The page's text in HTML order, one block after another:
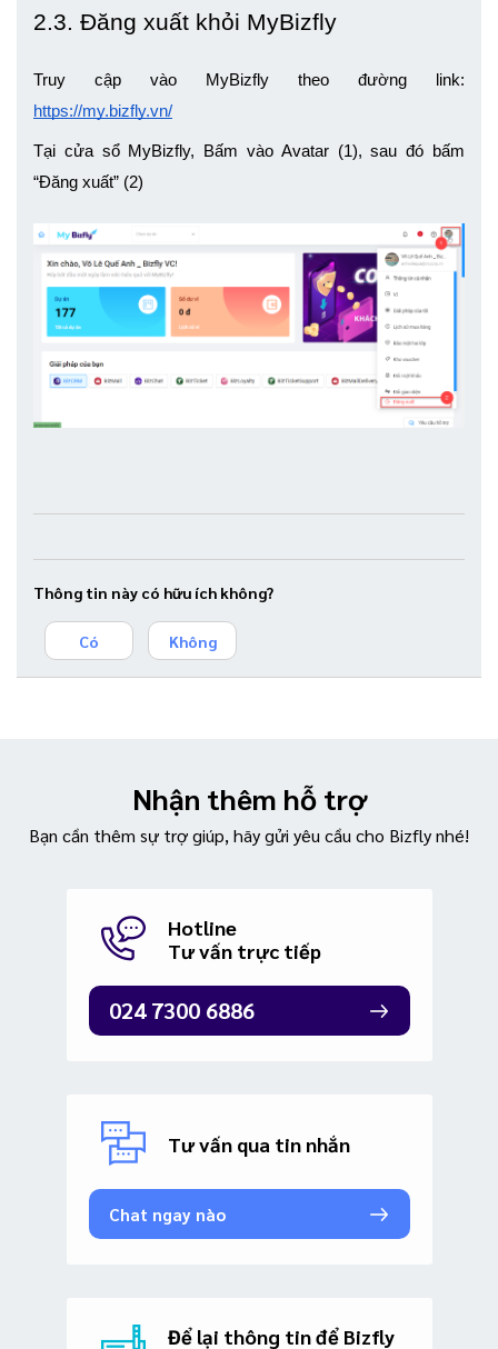
2.3. Đăng xuất khỏi MyBizfly
https://my.bizfly.vn/
Tại cửa sổ MyBizfly, Bấm vào Avatar (1), sau đó bấm
“Đăng xuất” (2)
Thông tin này có hữu ích không?
Có Không
Nhận thêm hỗ trợ
Bạn cần thêm sự trợ giúp, hãy gửi yêu cầu cho Bizfly nhé!
Hotline
Tư vấn trực tiếp
024 7300 6886
Tư vấn qua tin nhắn
Chat ngay nào
Để lại thông tin để Bizfly